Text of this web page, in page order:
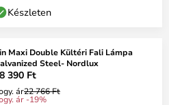
Készleten
Maxi Double Kültéri Fali Lámpa
Steel- Nordlux
390 Ft
ár22 766 Ft
ár -19%